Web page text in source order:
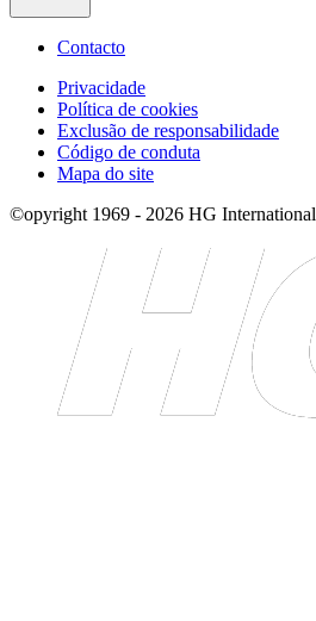
Contacto
Privacidade
Política de cookies
Exclusão de responsabilidade
Código de conduta
Mapa do site
©opyright 1969 - 2026 HG International